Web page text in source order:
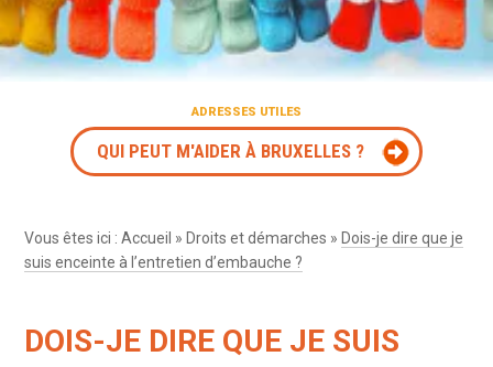
ADRESSES UTILES
QUI PEUT M'AIDER À BRUXELLES ?
Vous êtes ici :Accueil » Droits et démarches » Dois-je dire que je
suis enceinte à l’entretien d’embauche ?
DOIS-JE DIRE QUE JE SUIS